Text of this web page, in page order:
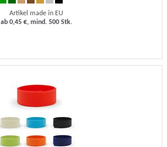
Artikel made in EU
ab 0,45 €, mind. 500 Stk.